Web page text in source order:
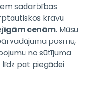
sadarbības
kravu
cenām. Mūsu
posmu,
no sūtījuma
pat piegādei